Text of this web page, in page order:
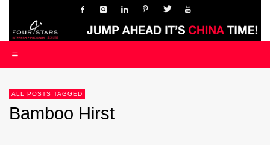
ALL POSTS TAGGED
Bamboo Hirst